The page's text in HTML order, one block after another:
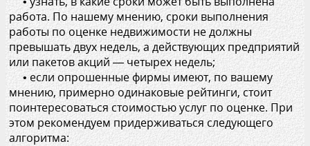
работа. По нашему мнению, сроки выполнения
работы по оценке недвижимости не должны
превышать двух недель, а действующих предприятий
или пакетов акций — четырех недель;
• если опрошенные фирмы имеют, по вашему
мнению, примерно одинаковые рейтинги, стоит
поинтересоваться стоимостью услуг по оценке. При
этом рекомендуем придерживаться следующего
алгоритма: